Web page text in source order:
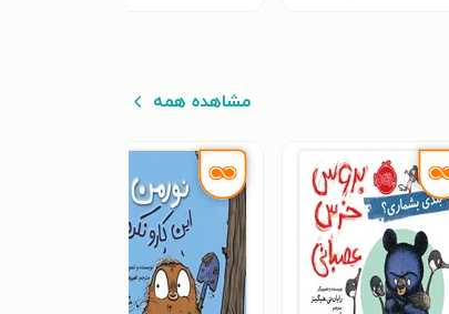
مشاهده همه